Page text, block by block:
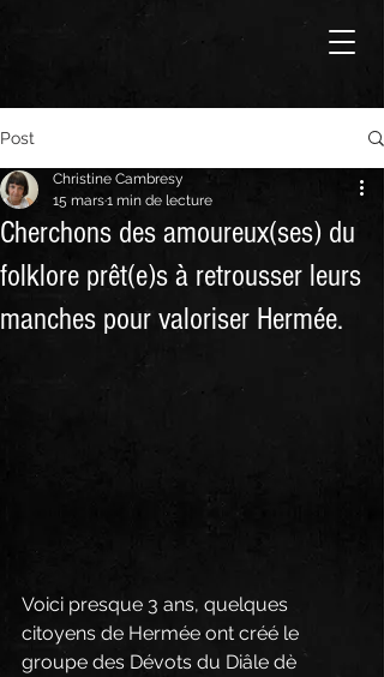
Post
Cherchons des amoureux(ses) du
folklore prêt(e)s à retrousser leurs
manches pour valoriser Hermée.
Christine Cambresy
15 mars1 min de lecture
Voici presque 3 ans, quelques
citoyens de Hermée ont créé le
groupe des Dévots du Diâle dè